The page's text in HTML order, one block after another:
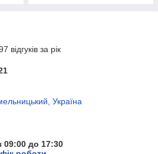
відгуків за рік
Україна
09:00 до 17:30